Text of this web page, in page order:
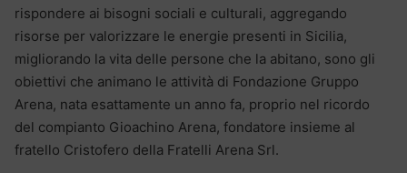
rispondere ai bisogni sociali e culturali, aggregando
risorse per valorizzare le energie presenti in Sicilia,
migliorando la vita delle persone che la abitano, sono gli
obiettivi che animano le attività di Fondazione Gruppo
Arena, nata esattamente un anno fa, proprio nel ricordo
del compianto Gioachino Arena, fondatore insieme al
fratello Cristofero della Fratelli Arena Srl.